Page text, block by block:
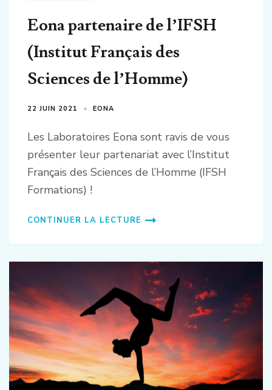
Eona partenaire de l’IFSH
(Institut Français des
Sciences de l’Homme)
22 JUIN 2021 EONA
Les Laboratoires Eona sont ravis de vous
présenter leur partenariat avec l’Institut
Français des Sciences de l’Homme (IFSH
Formations) !
CONTINUER LA LECTURE